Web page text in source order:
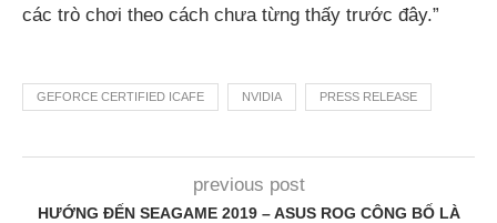
các trò chơi theo cách chưa từng thấy trước đây.”
GEFORCE CERTIFIED ICAFE NVIDIA PRESS RELEASE
previous post
HƯỚNG ĐẾN SEAGAME 2019 – ASUS ROG CÔNG BỐ LÀ